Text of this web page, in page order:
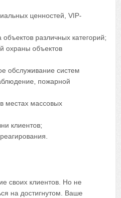
ценностей, VIP-
объектов различных категорий;
охраны объектов
обслуживание систем
пожарной
местах массовых
клиентов;
своих клиентов. Но не
на достигнутом. Ваше